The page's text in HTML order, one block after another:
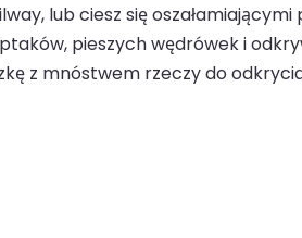
lub ciesz się
pieszych wędrówek i
z mnóstwem rzeczy do